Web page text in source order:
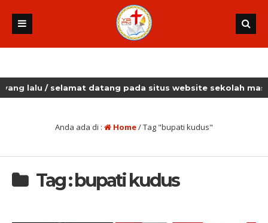
lalu/ selamat datang pada situs website sekolah masehi
Anda ada di : Home/Tag "bupati kudus"
Tag : bupati kudus